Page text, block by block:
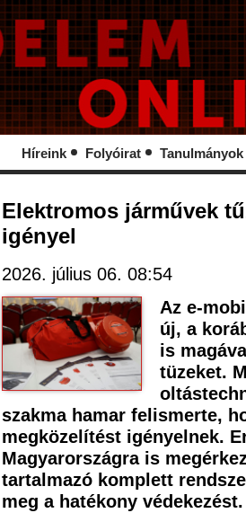
Híreink Folyóirat Tanulmányok
Elektromos járművek
igényel
2026. július 06. 08:54
Az e-
új, a
is
tüzeket.
szakma hamar felismerte,
megközelítést igényelnek.
Magyarországra is
tartalmazó komplett
meg a hatékony védekezést.